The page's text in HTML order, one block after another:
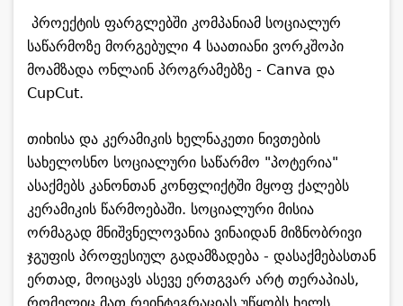
პროექტის ფარგლებში კომპანიამ სოციალურ
საწარმოზე მორგებული 4 საათიანი ვორკშოპი
მოამზადა ონლაინ პროგრამებზე - Canva და
CupCut.
თიხისა და კერამიკის ხელნაკეთი ნივთების
სახელოსნო სოციალური საწარმო "პოტერია"
ასაქმებს კანონთან კონფლიქტში მყოფ ქალებს
კერამიკის წარმოებაში. სოციალური მისია
ორმაგად მნიშვნელოვანია ვინაიდან მიზნობრივი
ჯგუფის პროფესიულ გადამზადება - დასაქმებასთან
ერთად, მოიცავს ასევე ერთგვარ არტ თერაპიას,